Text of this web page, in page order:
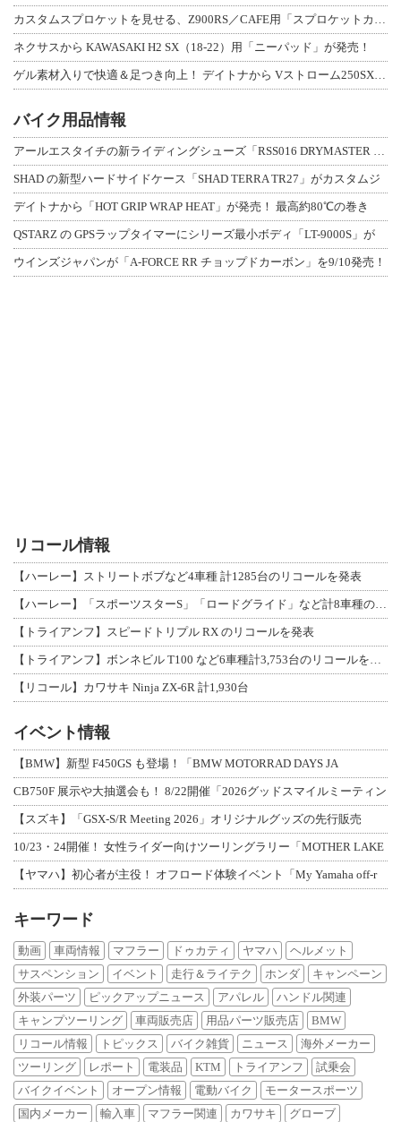
カスタムスプロケットを見せる、Z900RS／CAFE用「スプロケットカバーフルキ
ネクサスから KAWASAKI H2 SX（18-22）用「ニーパッド」が発売！
ゲル素材入りで快適＆足つき向上！ デイトナから Vストローム250SX用「快適ロ
バイク用品情報
アールエスタイチの新ライディングシューズ「RSS016 DRYMASTER スト
SHAD の新型ハードサイドケース「SHAD TERRA TR27」がカスタムジ
デイトナから「HOT GRIP WRAP HEAT」が発売！ 最高約80℃の巻き
QSTARZ の GPSラップタイマーにシリーズ最小ボディ「LT-9000S」が
ウインズジャパンが「A-FORCE RR チョップドカーボン」を9/10発売！
リコール情報
【ハーレー】ストリートボブなど4車種 計1285台のリコールを発表
【ハーレー】「スポーツスターS」「ロードグライド」など計8車種のリコールを発表
【トライアンフ】スピードトリプル RX のリコールを発表
【トライアンフ】ボンネビル T100 など6車種計3,753台のリコールを発表
【リコール】カワサキ Ninja ZX-6R 計1,930台
イベント情報
【BMW】新型 F450GS も登場！「BMW MOTORRAD DAYS JA
CB750F 展示や大抽選会も！ 8/22開催「2026グッドスマイルミーティン
【スズキ】「GSX-S/R Meeting 2026」オリジナルグッズの先行販売
10/23・24開催！ 女性ライダー向けツーリングラリー「MOTHER LAKE
【ヤマハ】初心者が主役！ オフロード体験イベント「My Yamaha off-r
キーワード
動画 車両情報 マフラー ドゥカティ ヤマハ
ヘルメット
サスペンション
イベント 走行＆ライテク ホンダ
キャンペーン
外装パーツ
ピックアップニュース アパレル
ハンドル関連
キャンプツーリング
車両販売店 用品パーツ販売店
BMW
リコール情報
トピックス バイク雑貨 ニュース
海外メーカー
ツーリング
レポート 電装品 KTM トライアンフ
試乗会
バイクイベント
オープン情報 電動バイク
モータースポーツ
国内メーカー
輸入車 マフラー関連 カワサキ グローブ